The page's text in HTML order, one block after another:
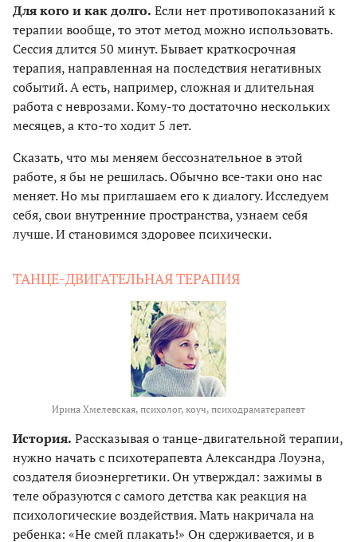
Для кого и как долго. Если нет противопоказаний к
терапии вооб­ще, то этот метод можно использовать.
Сессия длится 50 минут. Бывает кратко­срочная
терапия, направленная на последствия негативных
событий. А есть, например, сложная и длительная
работа с неврозами. Кому-то достаточно нескольких
месяцев, а кто-то ходит 5 лет.
Сказать, что мы меняем бессознательное в этой
работе, я бы не решилась. Обычно все-таки оно нас
меняет. Но мы приглашаем его к диалогу. Исследуем
себя, свои внутренние пространства, узнаем себя
лучше. И становимся здоровее психически.
ТАНЦЕ-ДВИГАТЕЛЬНАЯ ТЕРАПИЯ
Ирина Хмелевская, психолог, коуч, психодраматерапевт
История. Рассказывая о танце-двигательной терапии,
нужно начать с психотерапевта Александра Лоуэна,
создателя биоэнергетики. Он утверждал: зажимы в
теле образуются с самого детства как реакция на
психологические воздействия. Мать накричала на
ребенка: «Не смей плакать!» Он сдерживается, и в